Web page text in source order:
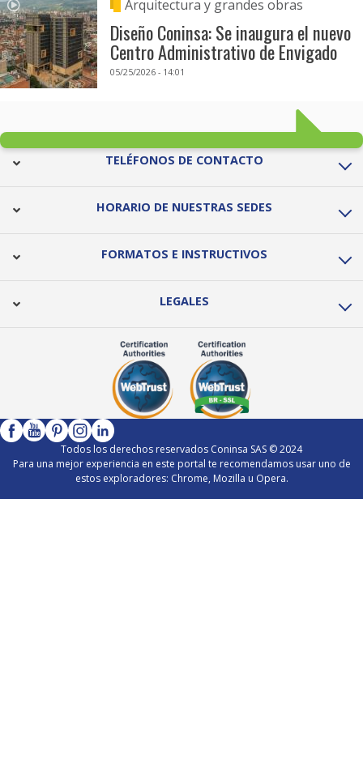
Arquitectura y grandes obras
Diseño Coninsa: Se inaugura el nuevo
Centro Administrativo de Envigado
05/25/2026 - 14:01
TELÉFONOS DE CONTACTO
HORARIO DE NUESTRAS SEDES
FORMATOS E INSTRUCTIVOS
LEGALES
Todos los derechos reservados Coninsa SAS © 2024
Para una mejor experiencia en este portal te recomendamos usar uno de
estos exploradores: Chrome, Mozilla u Opera.